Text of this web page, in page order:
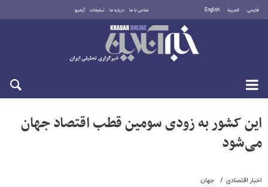
فارسی العربية English تماس با ما درباره ما تبلیغات آرشیو
جمعه ۱۶ مرداد ۱۴۰۵
اخبار اقتصادی جهان
این کشور به زودی سومین قطب اقتصاد جهان
می‌شود